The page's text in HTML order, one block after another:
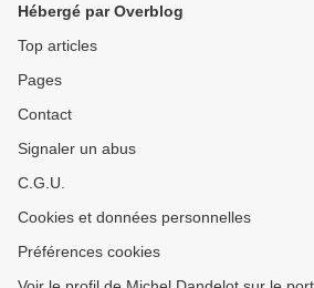
si je marque, je suis
français, si je ne marque
Hébergé par Overblog
Top articles
Pages
Contact
Signaler un abus
C.G.U.
Cookies et données personnelles
Préférences cookies